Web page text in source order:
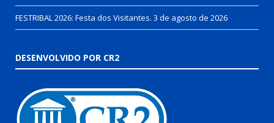
FESTRIBAL 2026: Festa dos Visitantes. 3 de agosto de 2026
DESENVOLVIDO POR CR2